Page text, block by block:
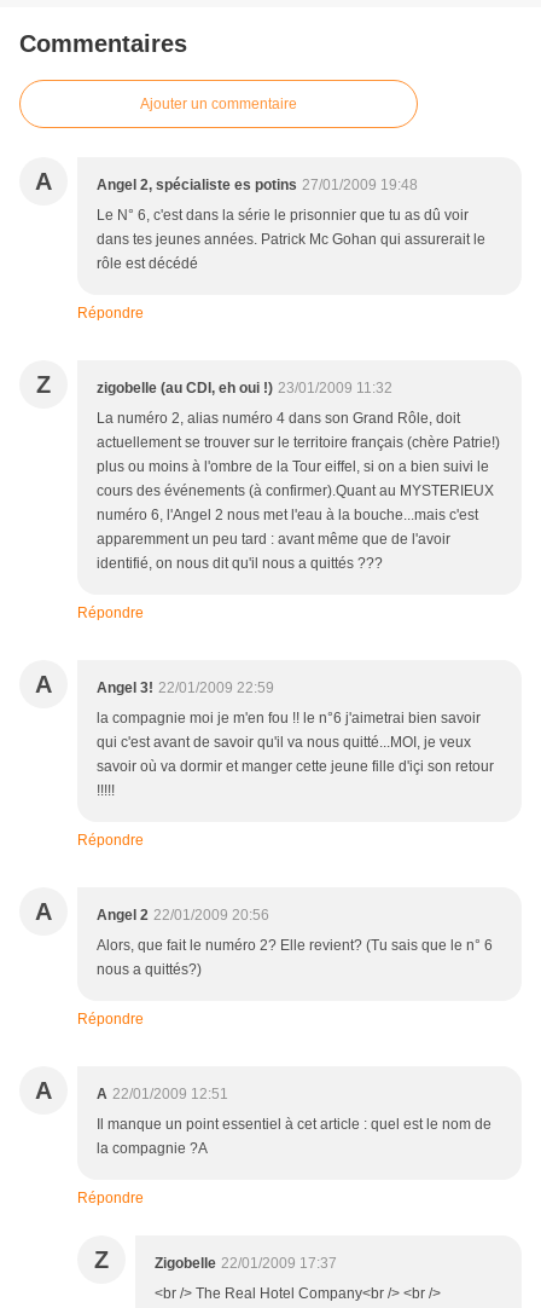
Commentaires
Ajouter un commentaire
A Angel 2, spécialiste es potins 27/01/2009 19:48
Le N° 6, c'est dans la série le prisonnier que tu as dû voir
dans tes jeunes années. Patrick Mc Gohan qui assurerait le
rôle est décédé
Répondre
Z zigobelle (au CDI, eh oui !) 23/01/2009 11:32
La numéro 2, alias numéro 4 dans son Grand Rôle, doit
actuellement se trouver sur le territoire français (chère Patrie!)
plus ou moins à l'ombre de la Tour eiffel, si on a bien suivi le
cours des événements (à confirmer).Quant au MYSTERIEUX
numéro 6, l'Angel 2 nous met l'eau à la bouche...mais c'est
apparemment un peu tard : avant même que de l'avoir
identifié, on nous dit qu'il nous a quittés ???
Répondre
A Angel 3! 22/01/2009 22:59
la compagnie moi je m'en fou !! le n°6 j'aimetrai bien savoir
qui c'est avant de savoir qu'il va nous quitté...MOI, je veux
savoir où va dormir et manger cette jeune fille d'içi son retour
!!!!!
Répondre
A Angel 2 22/01/2009 20:56
Alors, que fait le numéro 2? Elle revient? (Tu sais que le n° 6
nous a quittés?)
Répondre
A A 22/01/2009 12:51
Il manque un point essentiel à cet article : quel est le nom de
la compagnie ?A
Répondre
Z Zigobelle 22/01/2009 17:37
<br /> The Real Hotel Company<br /> <br />